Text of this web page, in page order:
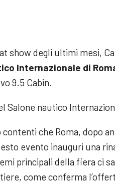
show degli ultimi mesi,
Internazionale di
9.5 Cabin.
che Roma, dopo
evento inauguri una
principali della fiera ci
come conferma